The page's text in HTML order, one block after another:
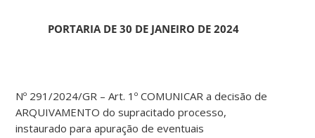
PORTARIA DE 30 DE JANEIRO DE 2024
Nº 291/2024/GR – Art. 1º COMUNICAR a decisão de
ARQUIVAMENTO do supracitado processo,
instaurado para apuração de eventuais